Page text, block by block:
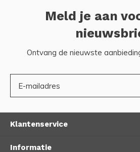
Meld je aan
Ontvang de nieuwste
Klantenservice
Informatie